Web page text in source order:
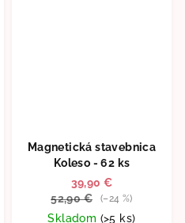
Magnetická stavebnica
Koleso - 62 ks
39,90 €
52,90 €
(–24 %)
Skladom (>5 ks)